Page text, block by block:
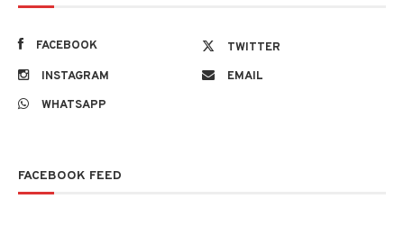
FACEBOOK
TWITTER
INSTAGRAM
EMAIL
WHATSAPP
FACEBOOK FEED